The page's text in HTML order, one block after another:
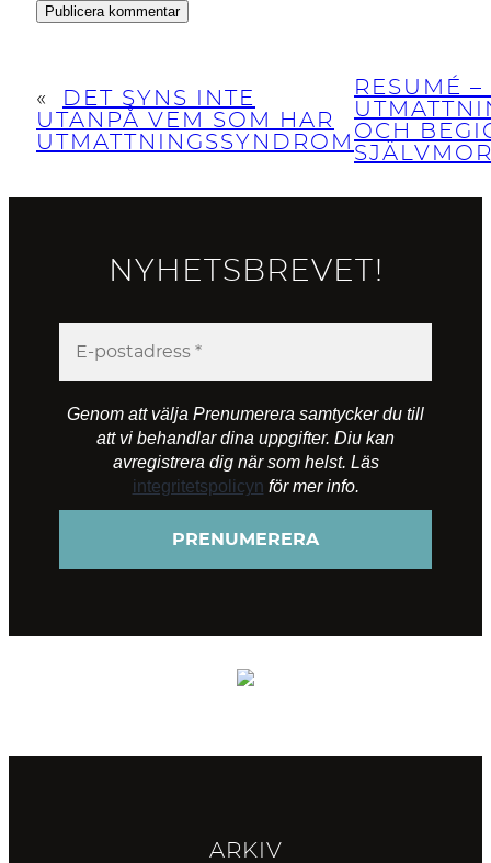
«
DET SYNS INTE
UTANPÅ VEM SOM HAR
UTMATTNINGSSYNDROM
RESUMÉ
OCH
NYHETSBREVET!
Genom att välja Prenumerera samtycker du till
att vi behandlar dina uppgifter. Diu kan
avregistrera dig när som helst. Läs
integritetspolicyn för mer info.
ARKIV